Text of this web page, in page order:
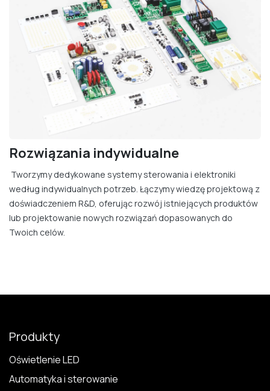
Rozwiązania indywidualne
Tworzymy dedykowane systemy sterowania i elektroniki
według indywidualnych potrzeb. Łączymy wiedzę projektową z
doświadczeniem R&D, oferując rozwój istniejących produktów
lub projektowanie nowych rozwiązań dopasowanych do
Twoich celów.
Produkty
Oświetlenie LED
Automatyka i sterowanie